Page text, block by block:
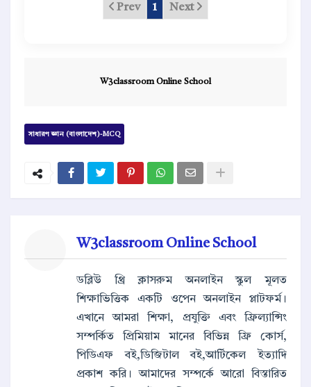
Prev 1 Next
W3classroom Online School
সাধারণ জ্ঞান (বাংলাদেশ)-MCQ
W3classroom Online School
ডব্লিউ থ্রি ক্লাসরুম অনলাইন স্কুল মূলত
শিক্ষাভিত্তিক একটি ওপেন অনলাইন প্লাটফর্ম।
এখানে আমরা শিক্ষা, প্রযুক্তি এবং ফ্রিল্যান্সিং
সম্পর্কিত প্রিমিয়াম মানের বিভিন্ন ফ্রি কোর্স,
পিডিএফ বই,ডিজিটাল বই,আর্টিকেল ইত্যাদি
প্রকাশ করি। আমাদের সম্পর্কে আরো বিস্তারিত